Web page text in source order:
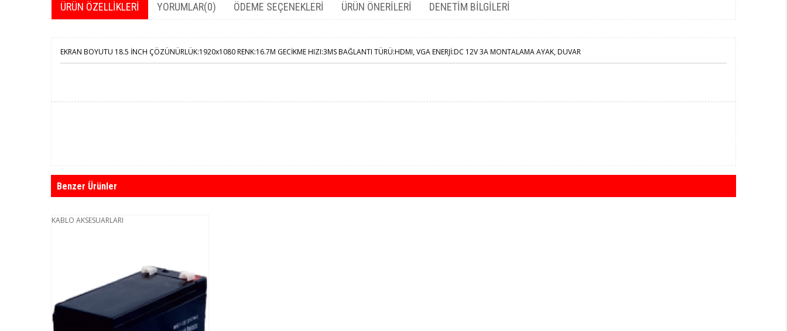
ÜRÜN ÖZELLIKLERI YORUMLAR(0) ÖDEME SEÇENEKLERI ÜRÜN ÖNERILERI DENETIM BILGILERI
EKRAN BOYUTU 18.5 İNCH ÇÖZÜNÜRLÜK:1920x1080 RENK:16.7M GECİKME HIZI:3MS BAĞLANTI TÜRÜ:HDMI, VGA ENERJİ:DC 12V 3A MONTALAMA AYAK, DUVAR
Benzer Ürünler
KABLO AKSESUARLARI